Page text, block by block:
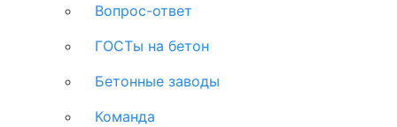
Вопрос-ответ
ГОСТы на бетон
Бетонные заводы
Команда